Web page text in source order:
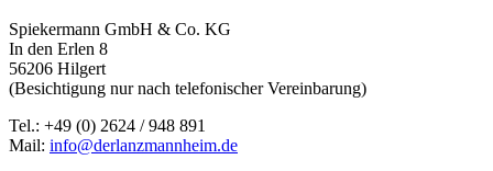
Spiekermann GmbH & Co. KG
In den Erlen 8
56206 Hilgert
(Besichtigung nur nach telefonischer Vereinbarung)
Tel.: +49 (0) 2624 / 948 891
Mail: info@derlanzmannheim.de